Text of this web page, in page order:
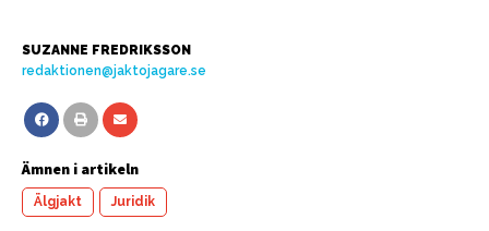
SUZANNE FREDRIKSSON
redaktionen@jaktojagare.se
Ämnen i artikeln
Älgjakt Juridik